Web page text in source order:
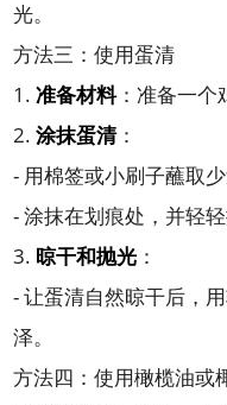
光。
方法三：使用蛋清
1.准备材料：准备一个
2.涂抹蛋清：
- 用棉签或小刷子蘸取少
- 涂抹在划痕处，并轻轻
3. 晾干和抛光 ：
- 让蛋清自然晾干后，
泽。
方法四：使用橄榄油或